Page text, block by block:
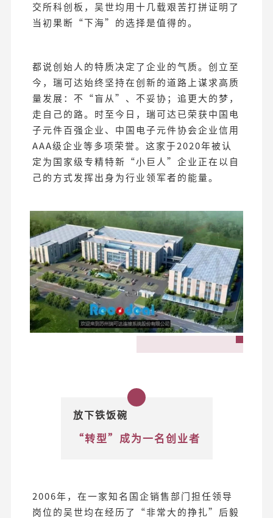
交所科创板，吴世均用十几载艰苦打拼证明了
当初果断“下海”的选择是值得的。
都说创始人的特质决定了企业的气质。创立至
今，瑞可达始终坚持在创新的道路上谋求高质
量发展：不“盲从”、不妥协；追更大的梦，
走自己的路。时至今日，瑞可达已荣获中国电
子元件百强企业、中国电子元件协会企业信用
AAA级企业等多项荣誉。这家于2020年被认
定为国家级专精特新“小巨人”企业正在以自
己的方式发挥出身为行业领军者的能量。
放下铁饭碗
“转型”成为一名创业者
2006年，在一家知名国企销售部门担任领导
岗位的吴世均在经历了“非常大的挣扎”后毅